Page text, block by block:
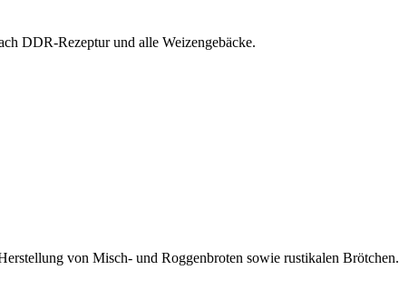
DDR-Rezeptur und alle Weizengebäcke.
von Misch- und Roggenbroten sowie rustikalen Brötchen.